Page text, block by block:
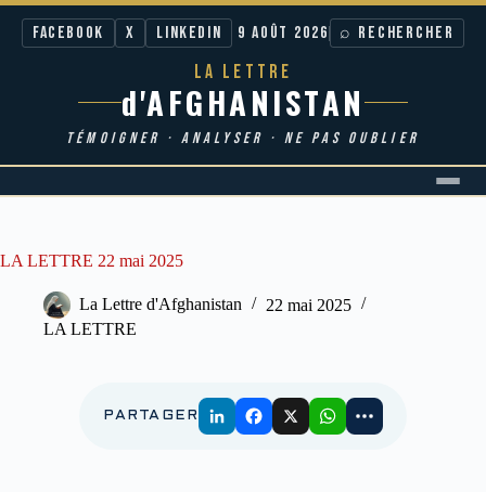
Facebook X LinkedIn 9 AOÛT 2026 ⌕ RECHERCHER
LA LETTRE
d'AFGHANISTAN
TÉMOIGNER · ANALYSER · NE PAS OUBLIER
LA LETTRE 22 mai 2025
La Lettre d'Afghanistan
22 mai 2025
LA LETTRE
PARTAGER